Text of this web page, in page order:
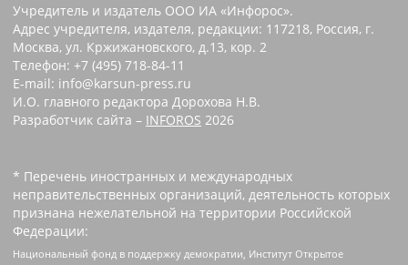
Учредитель и издатель ООО ИА «Инфорос».
Адрес учредителя, издателя, редакции: 117218, Россия, г.
Москва, ул. Кржижановского, д.13, кор. 2
Телефон: +7 (495) 718-84-11
E-mail: info@karsun-press.ru
И.О. главного редактора Дорохова Н.В.
Разработчик сайта – INFOROS 2026
* Перечень иностранных и международных
неправительственных организаций, деятельность которых
признана нежелательной на территории Российской
Федерации:
Национальный фонд в поддержку демократии, Институт Открытое